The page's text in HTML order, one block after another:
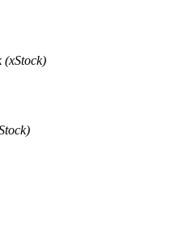
i elastyczne zainteresowania
(xStock)